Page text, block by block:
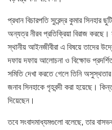
প্রধান বিচারপতি সুরেন্দ্র কুমার
অন্যত্র নীরব প্রতিক্রিয়া বিরাজ করছে।
স্থানীয় আইনজীবীরা এ বিষয়ে তাদের
দফায় দফায় আলোচনা ও বিক্ষোভ
সমিতি দেখা করতে গেলে তিনি
জনাব সিনহাকে গৃহবন্দী করা হয়েছে।
দিয়েছেন।
তবে সংবাদমাধ্যমগুলো বলেছে, তার